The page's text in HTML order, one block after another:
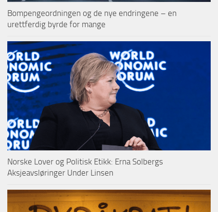
Bompengeordningen og de nye endringene – en
urettferdig byrde for mange
Norske Lover og Politisk Etikk: Erna Solbergs
Aksjeavsløringer Under Linsen